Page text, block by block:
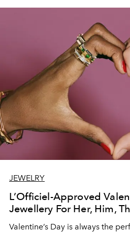
JEWELRY
L’Officiel-Approved
Jewellery For Her, Him,
Valentine’s Day is always the